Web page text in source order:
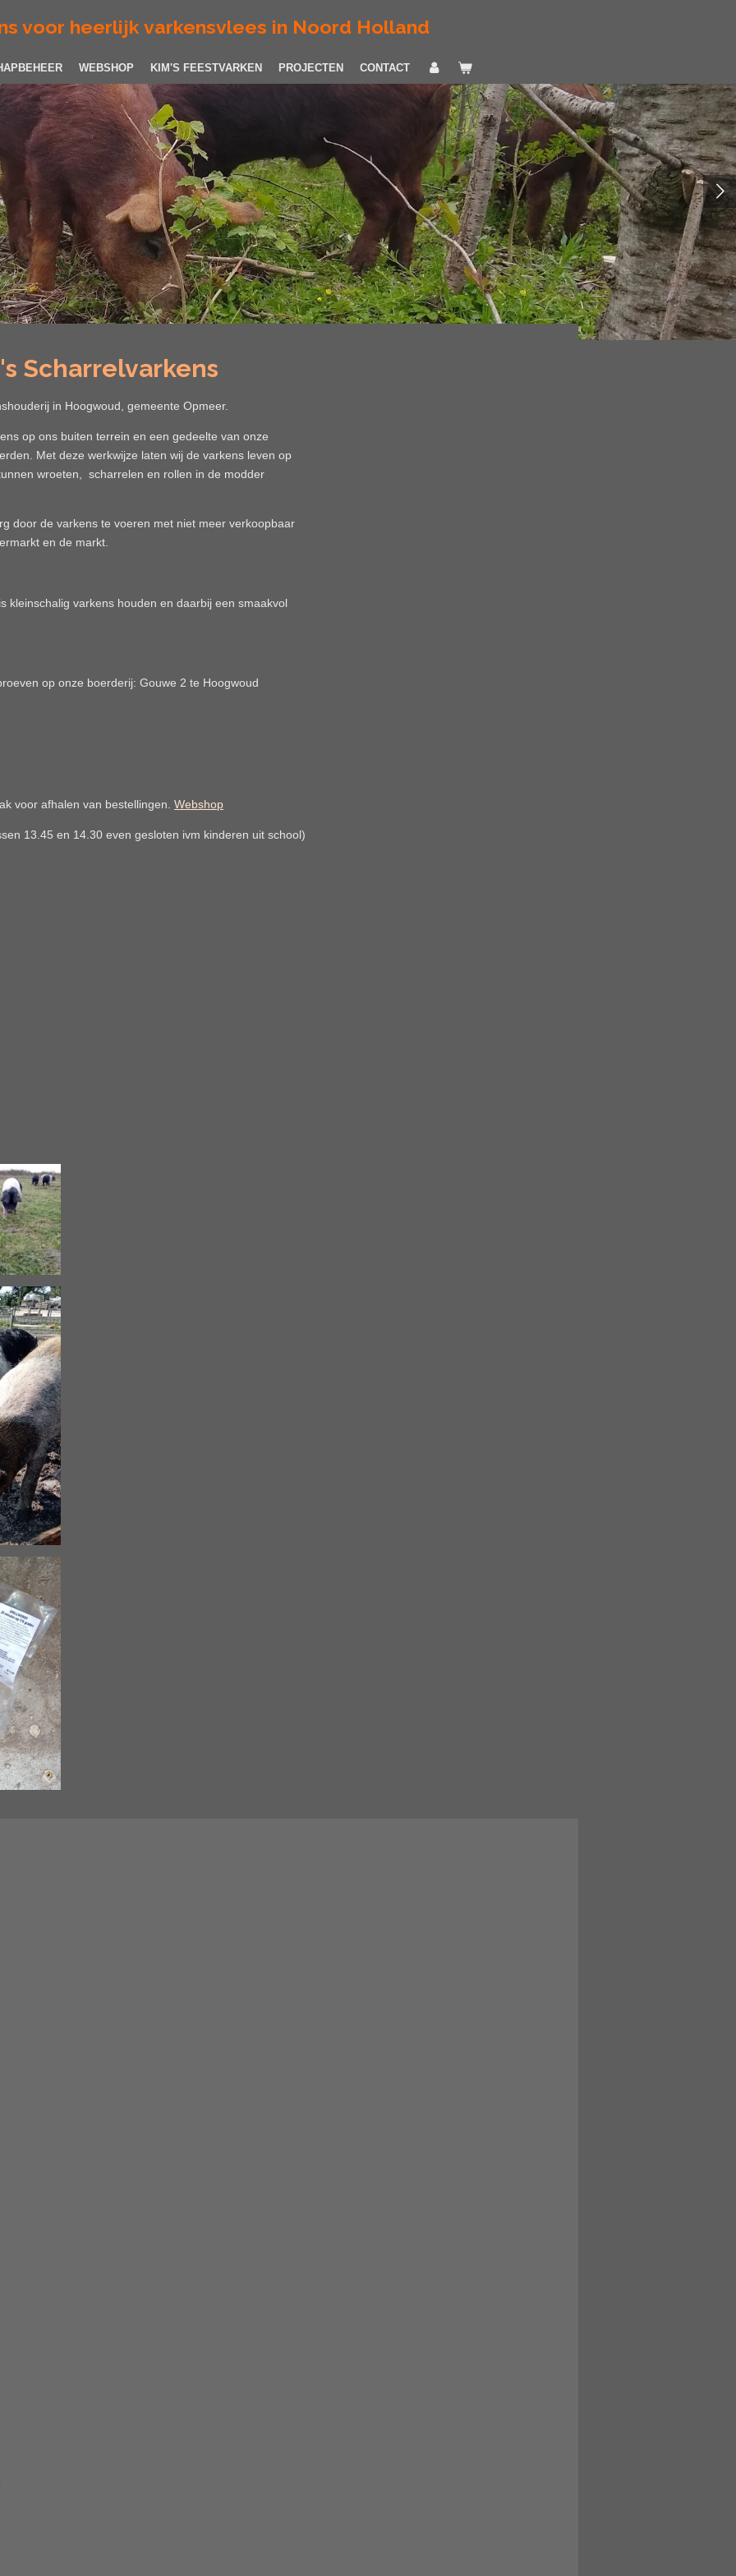
voor heerlijk varkensvlees in Noord Holland
WEBSHOP KIM'S FEESTVARKEN PROJECTEN CONTACT
Scharrelvarkens
in Hoogwoud, gemeente Opmeer.
op ons buiten terrein en een gedeelte van onze
Met deze werkwijze laten wij de varkens leven op
wroeten, scharrelen en rollen in de modder
door de varkens te voeren met niet meer verkoopbaar
en de markt.
kleinschalig varkens houden en daarbij een smaakvol
op onze boerderij: Gouwe 2 te Hoogwoud
voor afhalen van bestellingen. Webshop
13.45 en 14.30 even gesloten ivm kinderen uit school)